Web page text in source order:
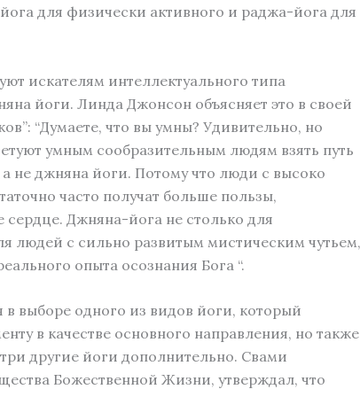
для физически активного и раджа-йога для
искателям интеллектуального типа
йоги. Линда Джонсон объясняет это в своей
“Думаете, что вы умны? Удивительно, но
умным сообразительным людям взять путь
не джняна йоги. Потому что люди с высоко
часто получат больше пользы,
сердце. Джняна-йога не столько для
людей с сильно развитым мистическим чутьем,
опыта осознания Бога “.
в выборе одного из видов йоги, который
в качестве основного направления, но также
другие йоги дополнительно. Свами
Божественной Жизни, утверждал, что